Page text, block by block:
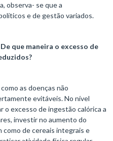
observa- se que a
e de gestão variados.
que maneira o excesso de
as doenças não
evitáveis. No nível
o excesso de ingestão calórica a
investir no aumento do
como de cereais integrais e